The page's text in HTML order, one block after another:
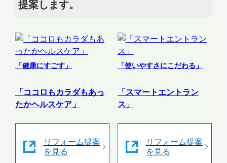
提案します。
「健康にすごす」
「ココロもカラダもあっ
たかヘルスケア」
リフォーム提案
を見る
「使いやすさにこだわる」
「スマートエントラン
ス」
リフォーム提案
を見る